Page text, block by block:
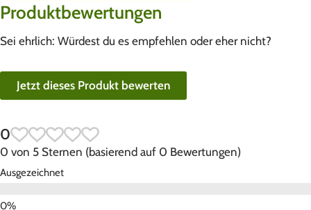
Produktbewertungen
Sei ehrlich: Würdest du es empfehlen oder eher nicht?
Jetzt dieses Produkt bewerten
0
0 von 5 Sternen (basierend auf 0 Bewertungen)
Ausgezeichnet